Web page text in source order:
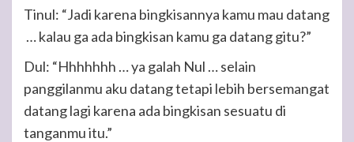
Tinul: “Jadi karena bingkisannya kamu mau datang
… kalau ga ada bingkisan kamu ga datang gitu?”
Dul: “Hhhhhhh … ya galah Nul … selain
panggilanmu aku datang tetapi lebih bersemangat
datang lagi karena ada bingkisan sesuatu di
tanganmu itu.”